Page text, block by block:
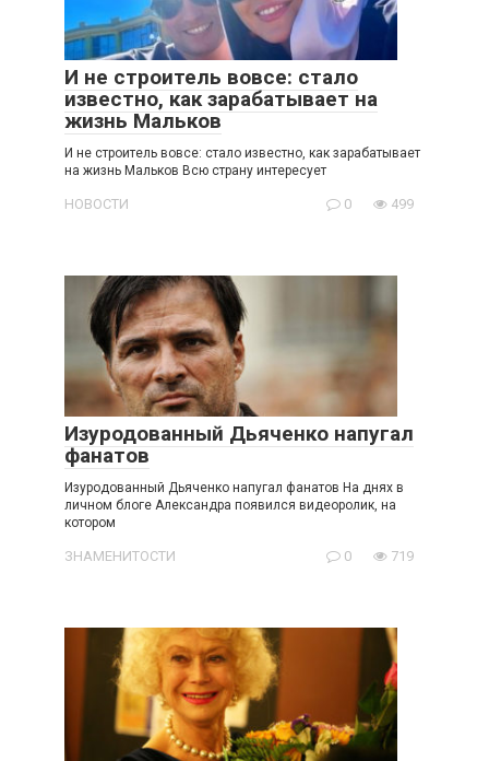
И не строитель вовсе: стало
известно, как зарабатывает на
жизнь Мальков
И не строитель вовсе: стало известно, как зарабатывает
на жизнь Мальков Всю страну интересует
НОВОСТИ 0 499
Изуродованный Дьяченко напугал
фанатов
Изуродованный Дьяченко напугал фанатов На днях в
личном блоге Александра появился видеоролик, на
котором
ЗНАМЕНИТОСТИ 0 719